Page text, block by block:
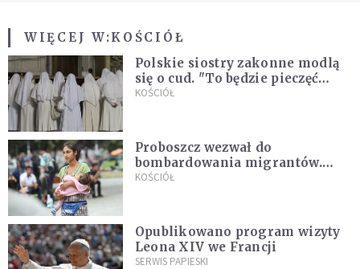
WIĘCEJ W:KOŚCIÓŁ
Polskie siostry zakonne modlą
się o cud. "To będzie pieczęć
Pana Boga dla naszej wiary"
KOŚCIÓŁ
Proboszcz wezwał do
bombardowania migrantów.
"Masowy ogień przeciwko
KOŚCIÓŁ
Opublikowano program wizyty
Leona XIV we Francji
SERWIS PAPIESKI